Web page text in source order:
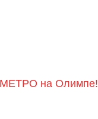
на Олимпе!